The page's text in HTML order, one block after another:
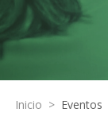
Inicio > Eventos